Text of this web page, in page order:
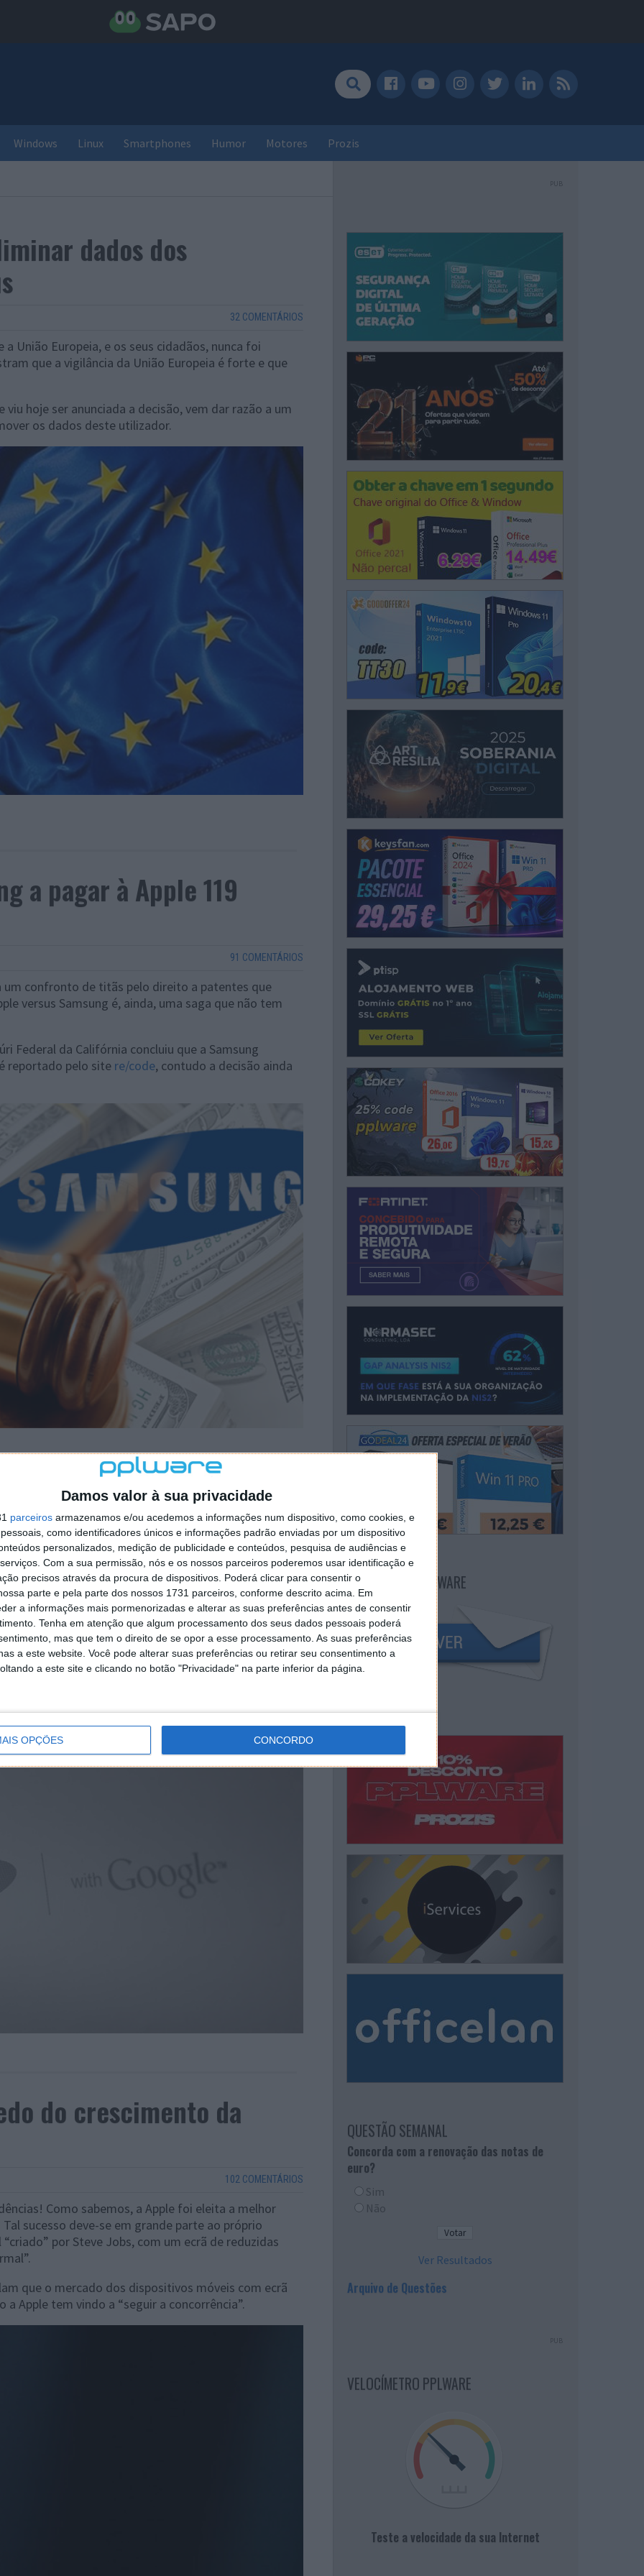
Damos valor à sua privacidade
parceiros armazenamos e/ou acedemos a informações num dispositivo, como cookies, e
como identificadores únicos e informações padrão enviadas por um dispositivo
personalizados, medição de publicidade e conteúdos, pesquisa de audiências e
Com a sua permissão, nós e os nossos parceiros poderemos usar identificação e
precisos através da procura de dispositivos. Poderá clicar para consentir o
parte e pela parte dos nossos 1731 parceiros, conforme descrito acima. Em
a informações mais pormenorizadas e alterar as suas preferências antes de consentir
Tenha em atenção que algum processamento dos seus dados pessoais poderá
mas que tem o direito de se opor a esse processamento. As suas preferências
a este website. Você pode alterar suas preferências ou retirar seu consentimento a
a este site e clicando no botão "Privacidade" na parte inferior da página.
OPÇÕES CONCORDO
Windows Linux Smartphones Humor Motores Prozis
dados dos
32 COMENTÁRIOS
União Europeia, e os seus cidadãos, nunca foi
que a vigilância da União Europeia é forte e que
hoje ser anunciada a decisão, vem dar razão a um
os dados deste utilizador.
a pagar à Apple 119
91 COMENTÁRIOS
um confronto de titãs pelo direito a patentes que
versus Samsung é, ainda, uma saga que não tem
Federal da Califórnia concluiu que a Samsung
reportado pelo site re/code, contudo a decisão ainda
a pagar custas de
15 COMENTÁRIOS
todos nós temos ouvido ultimamente têm sempre
juntar esforços e criar algo delicioso, inovador e
e deixar de parte as divergências.
a Google!
do crescimento da
102 COMENTÁRIOS
Como sabemos, a Apple foi eleita a melhor
sucesso deve-se em grande parte ao próprio
por Steve Jobs, com um ecrã de reduzidas
que o mercado dos dispositivos móveis com ecrã
Apple tem vindo a “seguir a concorrência”.
PUB
NEWSLETTER PPLWARE
QUESTÃO SEMANAL
Concorda com a renovação das notas de
euro?
Sim
Não
Ver Resultados
Arquivo de Questões
PUB
VELOCÍMETRO PPLWARE
Teste a velocidade da sua Internet